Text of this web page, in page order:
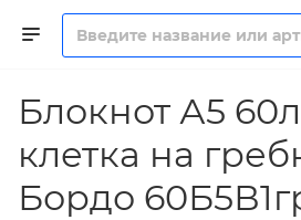
Блокнот А5 60л
клетка на
Бордо